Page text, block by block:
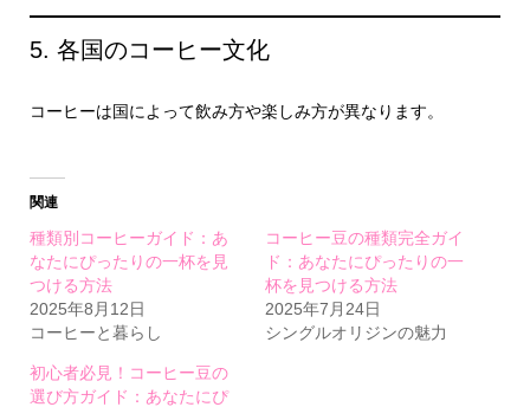
5. 各国のコーヒー文化
コーヒーは国によって飲み方や楽しみ方が異なります。
関連
種類別コーヒーガイド：あ
なたにぴったりの一杯を見
つける方法
2025年8月12日
コーヒーと暮らし
コーヒー豆の種類完全ガイ
ド：あなたにぴったりの一
杯を見つける方法
2025年7月24日
シングルオリジンの魅力
初心者必見！コーヒー豆の
選び方ガイド：あなたにぴ